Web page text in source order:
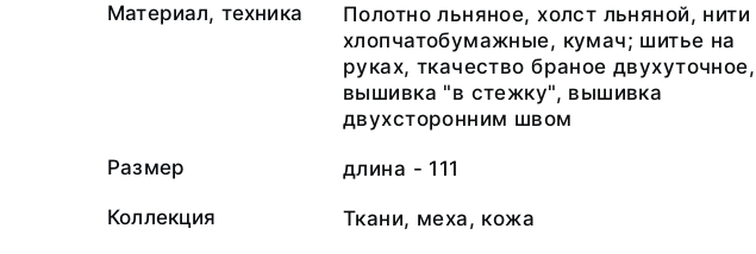
Материал, техника
Полотно льняное, холст льняной, нити
хлопчатобумажные, кумач; шитье на
руках, ткачество браное двухуточное,
вышивка "в стежку", вышивка
двухсторонним швом
Размер длина - 111
Коллекция Ткани, меха, кожа